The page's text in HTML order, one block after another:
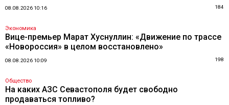
08.08.2026 10:16 184
Экономика
Вице-премьер Марат Хуснуллин: «Движение по трассе
«Новороссия» в целом восстановлено»
08.08.2026 10:09 198
Общество
На каких АЗС Севастополя будет свободно
продаваться топливо?